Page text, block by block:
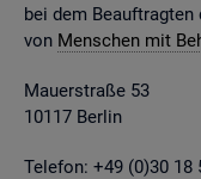
bei dem Be­auf­trag­ten
von Men­schen mit
Mau­er­stra­ße 53
10117 Ber­lin
Te­le­fon: +49 (0)30 18